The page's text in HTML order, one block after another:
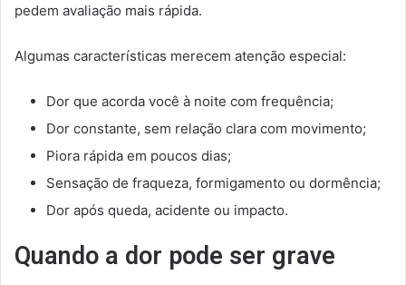
pedem avaliação mais rápida.
Algumas características merecem atenção especial:
Dor que acorda você à noite com frequência;
Dor constante, sem relação clara com movimento;
Piora rápida em poucos dias;
Sensação de fraqueza, formigamento ou dormência;
Dor após queda, acidente ou impacto.
Quando a dor pode ser grave